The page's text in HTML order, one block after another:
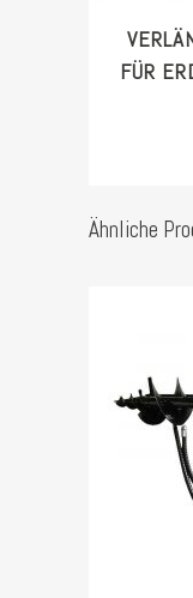
FÜR
Ähnliche